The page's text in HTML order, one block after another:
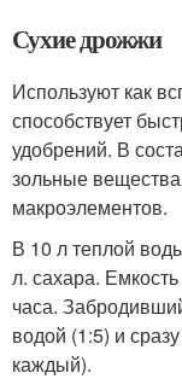
Сухие дрожжи
Используют как
способствует
удобрений. В
зольные
макроэлементов.
В 10 л теплой
л. сахара.
часа.
водой (1:5) и
каждый).